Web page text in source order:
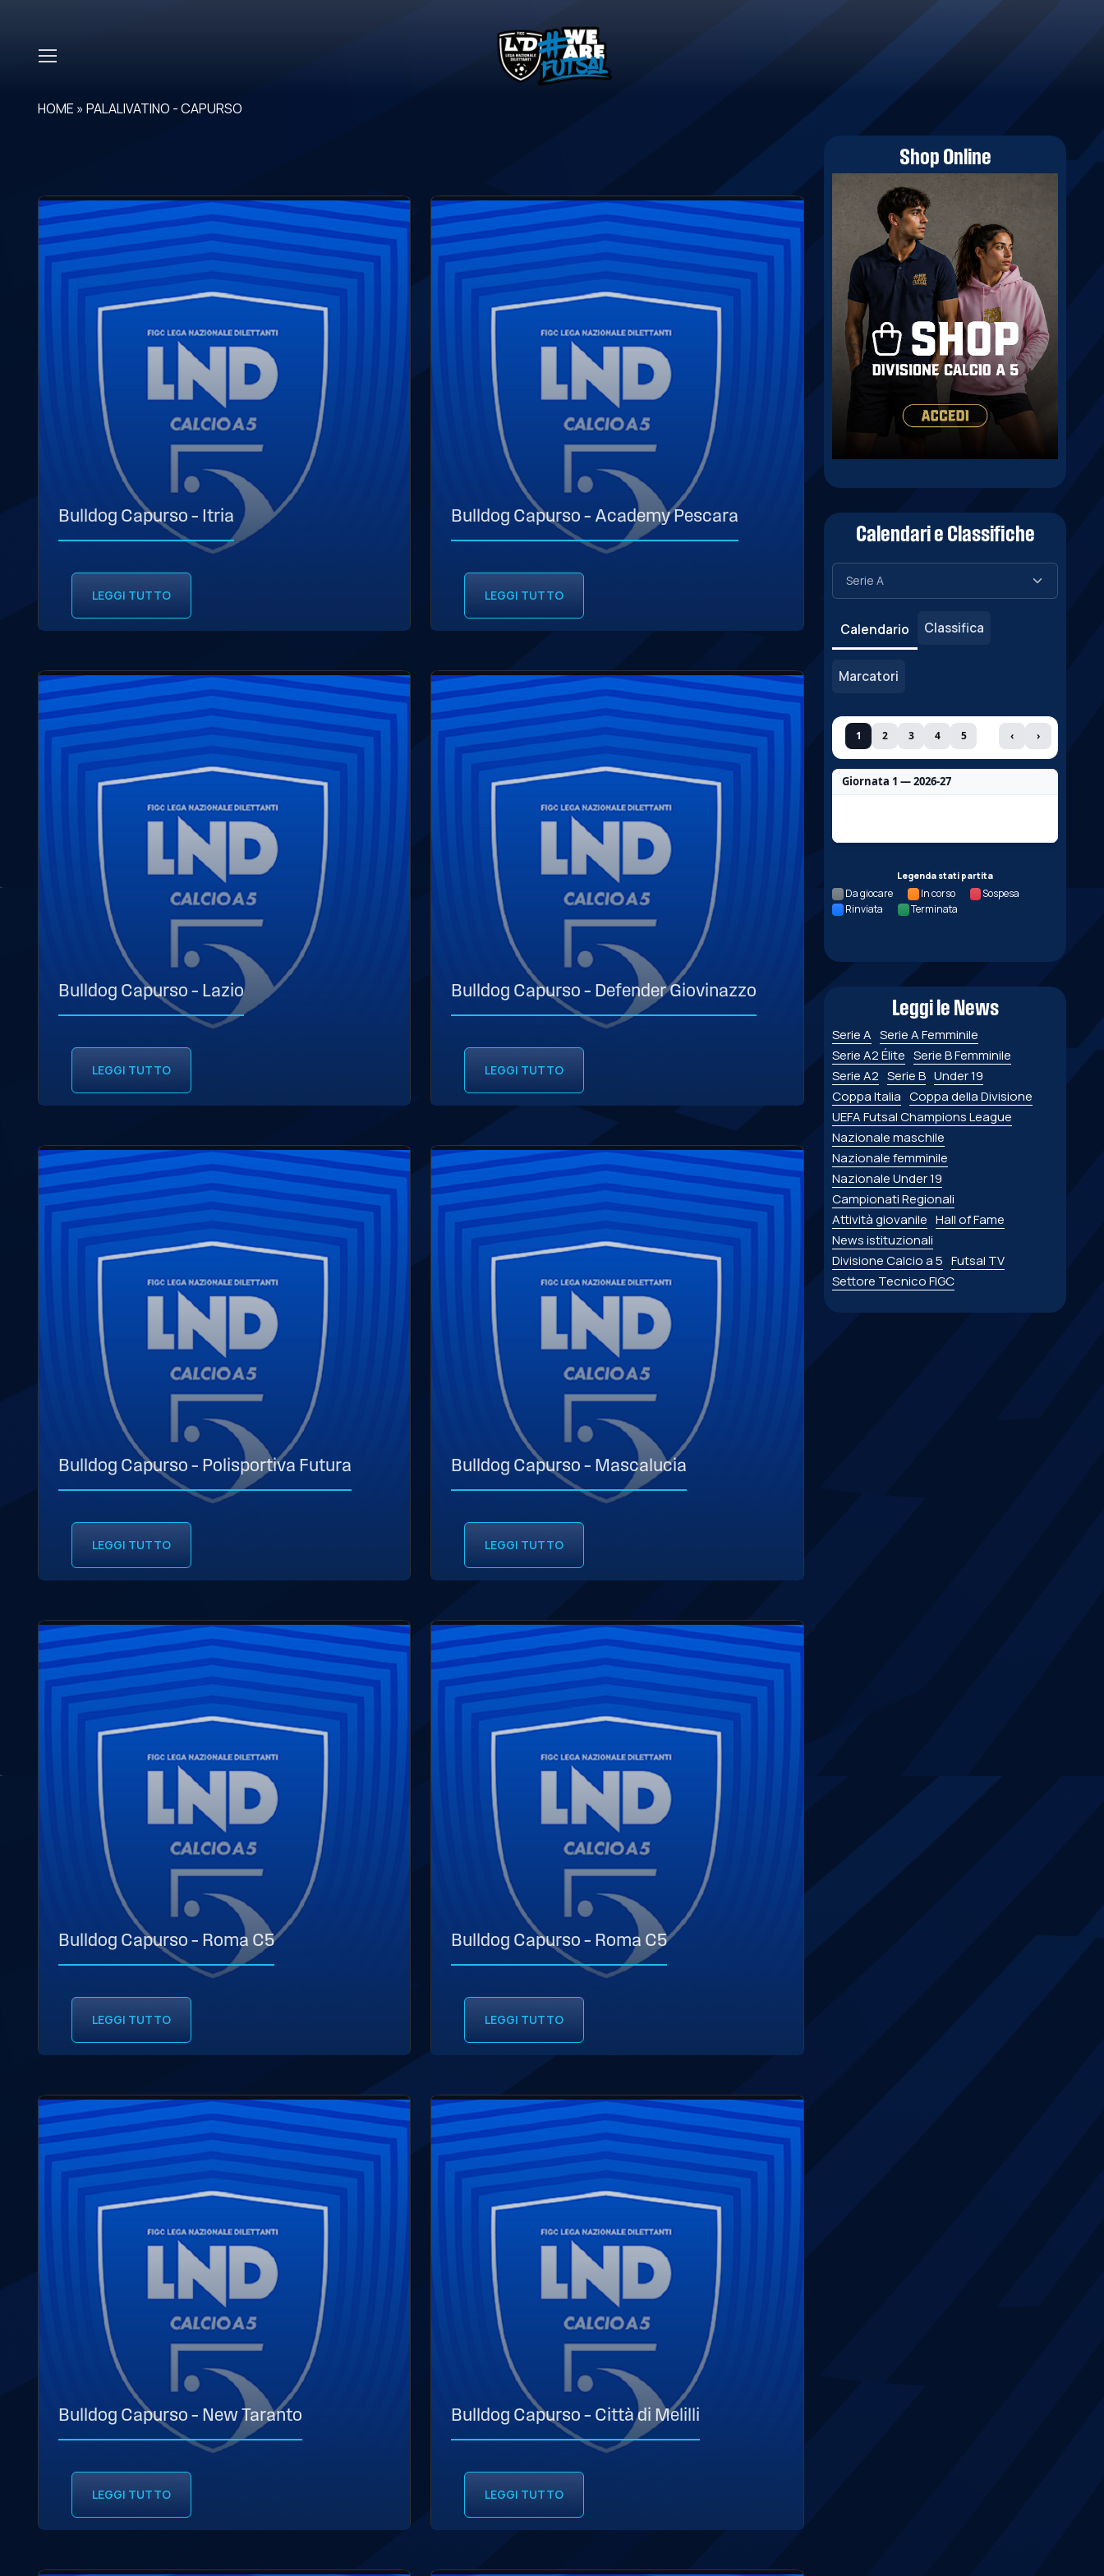
HOME »PALALIVATINO - CAPURSO
Bulldog Capurso – Itria
LEGGI TUTTO
Bulldog Capurso – Academy Pescara
LEGGI TUTTO
Bulldog Capurso – Lazio
LEGGI TUTTO
Bulldog Capurso – Defender Giovinazzo
LEGGI TUTTO
Bulldog Capurso – Polisportiva Futura
LEGGI TUTTO
Bulldog Capurso – Mascalucia
LEGGI TUTTO
Bulldog Capurso – Roma C5
LEGGI TUTTO
Bulldog Capurso – Roma C5
LEGGI TUTTO
Bulldog Capurso – New Taranto
LEGGI TUTTO
Bulldog Capurso – Città di Melilli
LEGGI TUTTO
Shop Online
Calendari e Classifiche
Calendario Classifica
Marcatori
1 2 3 4 5 ‹ ›
Giornata 1 — 2026-27
Legenda stati partita
Da giocare In corso
Sospesa
Rinviata
Terminata
Leggi le News
Serie A Serie A Femminile
Serie A2 Élite Serie B Femminile
Serie A2 Serie B Under 19
Coppa Italia Coppa della Divisione
UEFA Futsal Champions League
Nazionale maschile
Nazionale femminile
Nazionale Under 19
Campionati Regionali
Attività giovanile Hall of Fame
News istituzionali
Divisione Calcio a 5 Futsal TV
Settore Tecnico FIGC